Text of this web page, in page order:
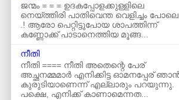
ജന്മം = = = ഉദകപ്പോളക്കുള്ളിലെ
നെയ്ത്തിരി പാതിവെന്ത വെളിച്ചം പോലെ
.! ആരോ പെറ്റിട്ടുപോയ ശാപത്തിന്ന്
കണ്ണോക്ക് പാടാനെത്തിയ മൂങ്ങ...
നീതി
നീതി ==== നീതി അതെന്റെ പേര്
അച്ഛനമ്മമാർ എനിക്കിട്ട ഓമനപ്പേര്
കുരുടിയാണെന്ന് എല്ലാരും പറയുന്നു.
പക്ഷെ, എനിക്ക് കാണാമെന്നത...